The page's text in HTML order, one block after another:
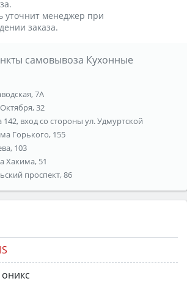
уточнит менеджер при
заказа.
самовывоза Кухонные
7А
32
вход со стороны ул. Удмуртской
Горького, 155
103
Хакима, 51
проспект, 86
оникс